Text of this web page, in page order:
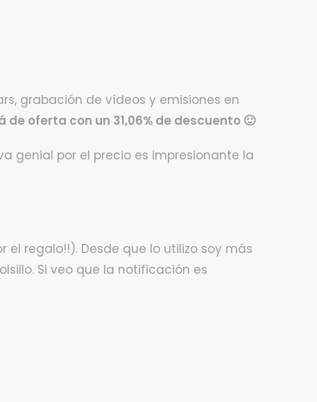
grabación de vídeos y emisiones en
de oferta con un 31,06% de descuento 🙂
genial por el precio es impresionante la
regalo!!). Desde que lo utilizo soy más
Si veo que la notificación es